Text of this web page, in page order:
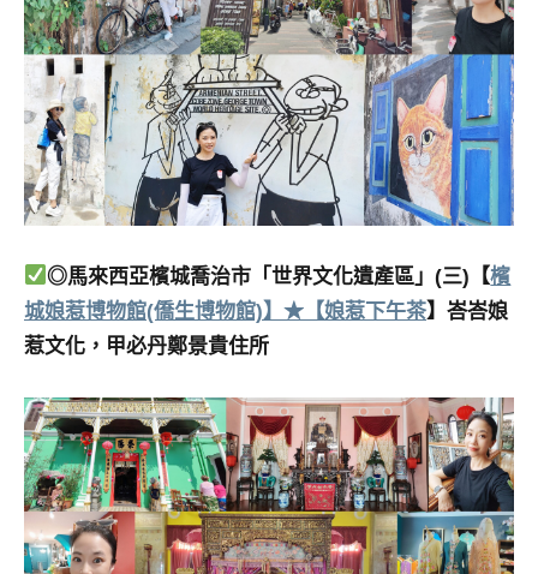
◎馬來西亞檳城喬治市「世界文化遺產區」(三)【檳
城娘惹博物館(僑生博物館)】★【娘惹下午茶】峇峇娘
惹文化，甲必丹鄭景貴住所